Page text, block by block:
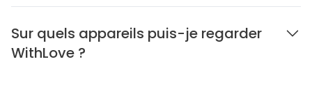
Sur quels appareils puis-je regarder
WithLove ?